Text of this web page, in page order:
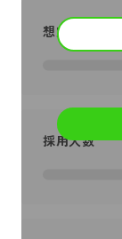
想定年収
採用人数